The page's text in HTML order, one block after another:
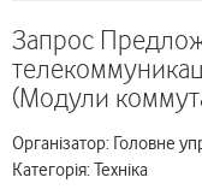
Запрос
(Модули
Організатор: Головне
Категорія: Техніка